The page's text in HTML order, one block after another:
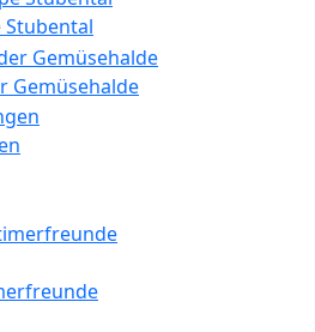
Stubental
Gemüsehalde